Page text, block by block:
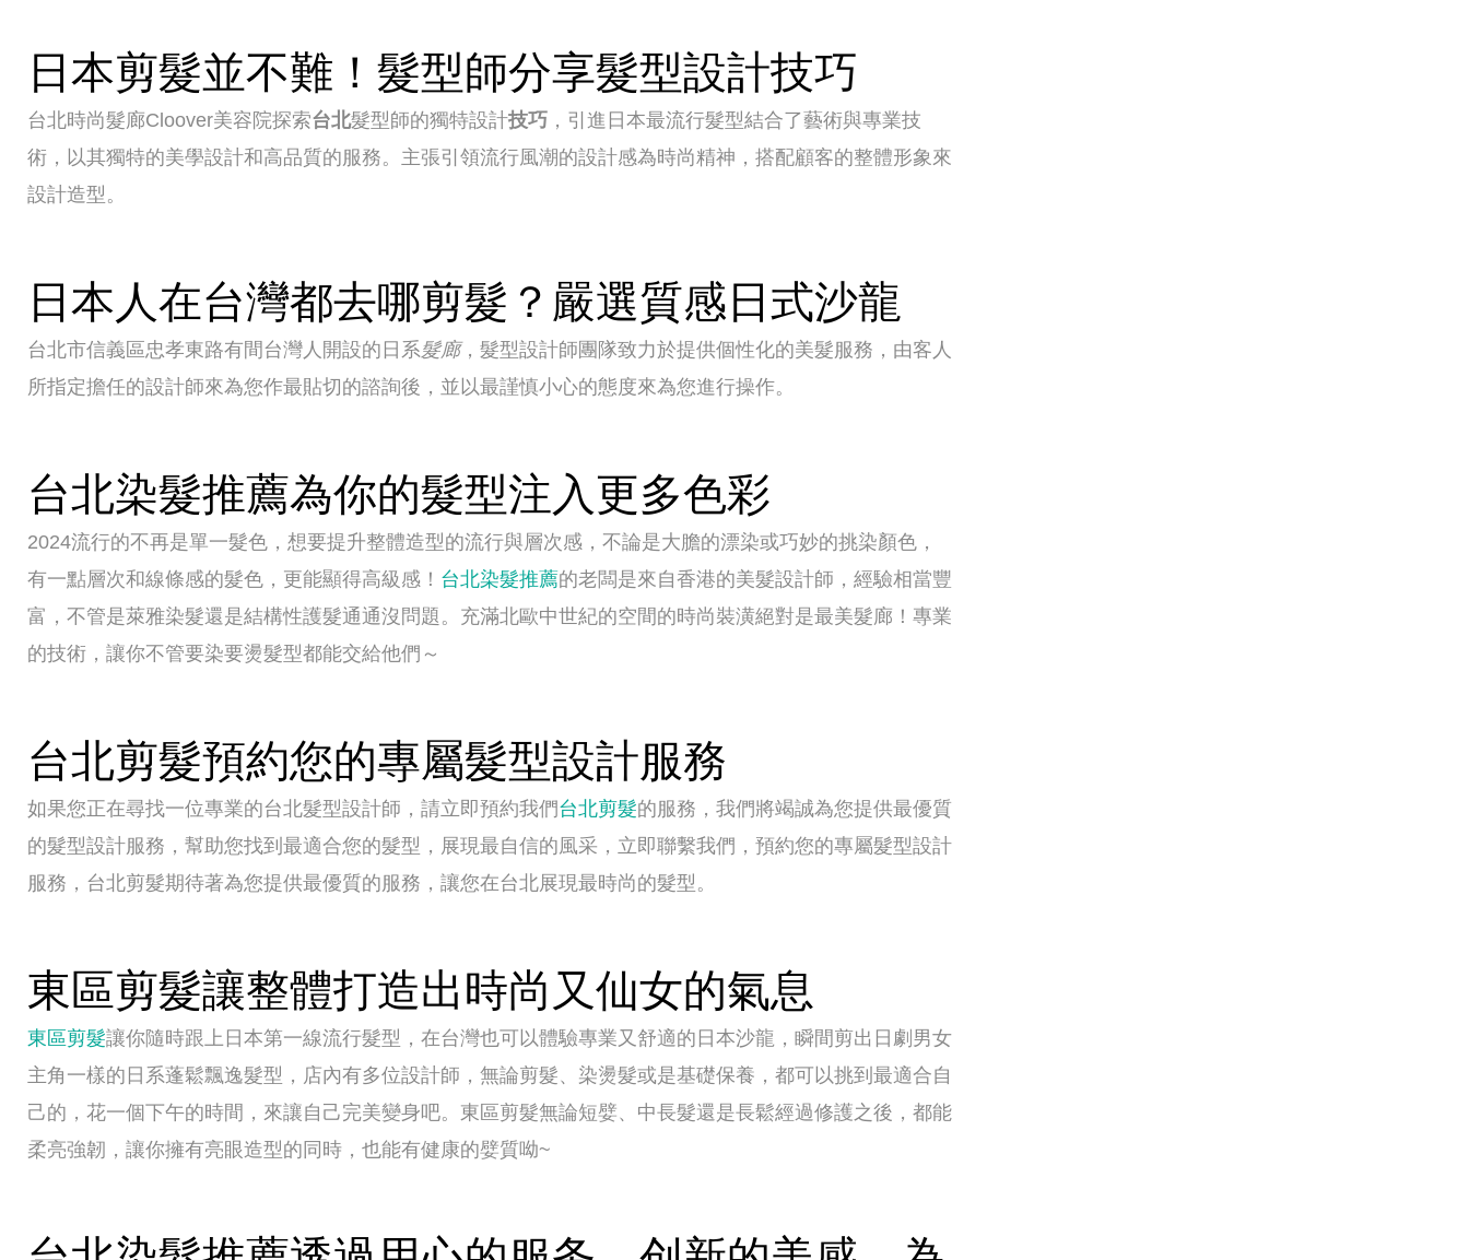
日本剪髮並不難！髮型師分享髮型設計技巧
台北時尚髮廊Cloover美容院探索台北髮型師的獨特設計技巧 ，引進日本最流行髮型結合了藝術與專業技
術，以其獨特的美學設計和高品質的服務。主張引領流行風潮的設計感為時尚精神，搭配顧客的整體形象來
設計造型。
日本人在台灣都去哪剪髮？嚴選質感日式沙龍
台北市信義區忠孝東路有間台灣人開設的日系髮廊，髮型設計師團隊致力於提供個性化的美髮服務，由客人
所指定擔任的設計師來為您作最貼切的諮詢後，並以最謹慎小心的態度來為您進行操作。
台北染髮推薦為你的髮型注入更多色彩
2024流行的不再是單一髮色，想要提升整體造型的流行與層次感，不論是大膽的漂染或巧妙的挑染顏色，
有一點層次和線條感的髮色，更能顯得高級感！ 台北染髮推薦的老闆是來自香港的美髮設計師，經驗相當豐
富，不管是萊雅染髮還是結構性護髮通通沒問題。充滿北歐中世紀的空間的時尚裝潢絕對是最美髮廊！專業
的技術，讓你不管要染要燙髮型都能交給他們～
台北剪髮預約您的專屬髮型設計服務
如果您正在尋找一位專業的台北髮型設計師，請立即預約我們台北剪髮的服務，我們將竭誠為您提供最優質
的髮型設計服務，幫助您找到最適合您的髮型，展現最自信的風采，立即聯繫我們，預約您的專屬髮型設計
服務，台北剪髮期待著為您提供最優質的服務，讓您在台北展現最時尚的髮型。
東區剪髮讓整體打造出時尚又仙女的氣息
東區剪髮讓你隨時跟上日本第一線流行髮型，在台灣也可以體驗專業又舒適的日本沙龍，瞬間剪出日劇男女
主角一樣的日系蓬鬆飄逸髮型，店內有多位設計師，無論剪髮、染燙髮或是基礎保養，都可以挑到最適合自
己的，花一個下午的時間，來讓自己完美變身吧。東區剪髮無論短嬖、中長髮還是長鬆經過修護之後，都能
柔亮強韌，讓你擁有亮眼造型的同時，也能有健康的嬖質呦~